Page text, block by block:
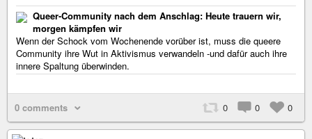
Queer-Community nach dem Anschlag: Heute trauern wir,
morgen kämpfen wir
Wenn der Schock vom Wochenende vorüber ist, muss die queere
Community ihre Wut in Aktivismus verwandeln -und dafür auch ihre
innere Spaltung überwinden.
0 comments 0 0 0